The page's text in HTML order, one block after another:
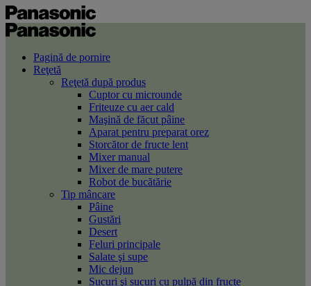
Pagină de pornire
Reţetă
Reţetă după produs
Cuptor cu microunde
Friteuze cu aer cald
Maşină de făcut pâine
Aparat pentru preparat orez
Storcător de fructe lent
Mixer manual
Mixer de mare putere
Robot de bucătărie
Tip mâncare
Pâine
Gustări
Desert
Feluri principale
Salate şi supe
Mic dejun
Sucuri şi sucuri cu pulpă din fructe